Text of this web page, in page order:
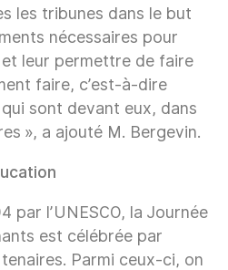
les tribunes dans le but
nécessaires pour
et leur permettre de faire
faire, c’est-à-dire
sont devant eux, dans
», a ajouté M. Bergevin.
par l’UNESCO, la Journée
est célébrée par
Parmi ceux-ci, on